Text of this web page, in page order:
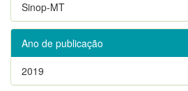
Sinop-MT
Ano de publicação
2019